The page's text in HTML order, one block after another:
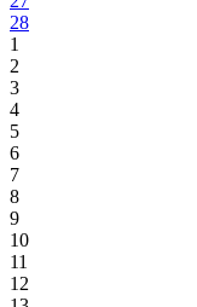
28
1
2
3
4
5
6
7
8
9
10
11
12